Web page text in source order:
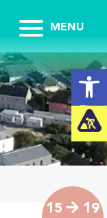
Ouvrir
MENU
15
19